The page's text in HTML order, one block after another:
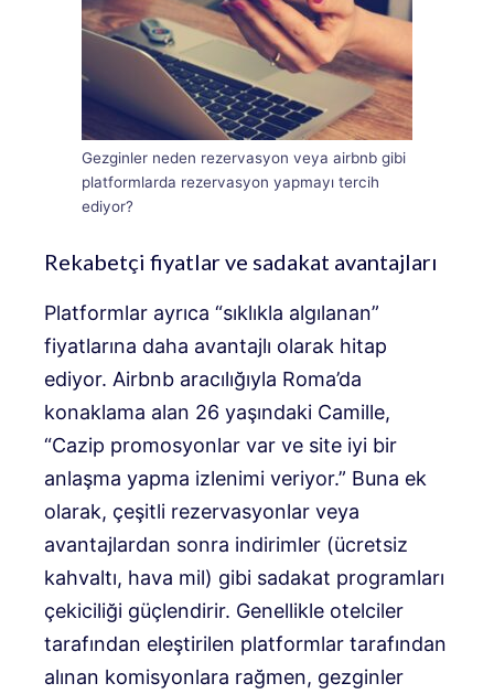
Gezginler neden rezervasyon veya airbnb gibi
platformlarda rezervasyon yapmayı tercih
ediyor?
Rekabetçi fiyatlar ve sadakat avantajları
Platformlar ayrıca “sıklıkla algılanan”
fiyatlarına daha avantajlı olarak hitap
ediyor. Airbnb aracılığıyla Roma’da
konaklama alan 26 yaşındaki Camille,
“Cazip promosyonlar var ve site iyi bir
anlaşma yapma izlenimi veriyor.” Buna ek
olarak, çeşitli rezervasyonlar veya
avantajlardan sonra indirimler (ücretsiz
kahvaltı, hava mil) gibi sadakat programları
çekiciliği güçlendirir. Genellikle otelciler
tarafından eleştirilen platformlar tarafından
alınan komisyonlara rağmen, gezginler